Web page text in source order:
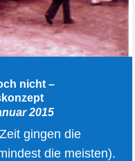
nicht –
2015
gingen die
die meisten).